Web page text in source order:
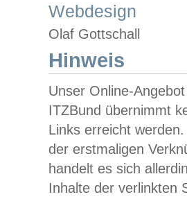
Webdesign
Olaf Gottschall
Hinweis
Unser Online-
ITZBund übernimmt
Links erreicht
der erstmaligen
handelt es sich
Inhalte der verlinkten